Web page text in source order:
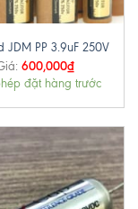
JDM PP 3.9uF 250V
600,000₫
đặt hàng trước